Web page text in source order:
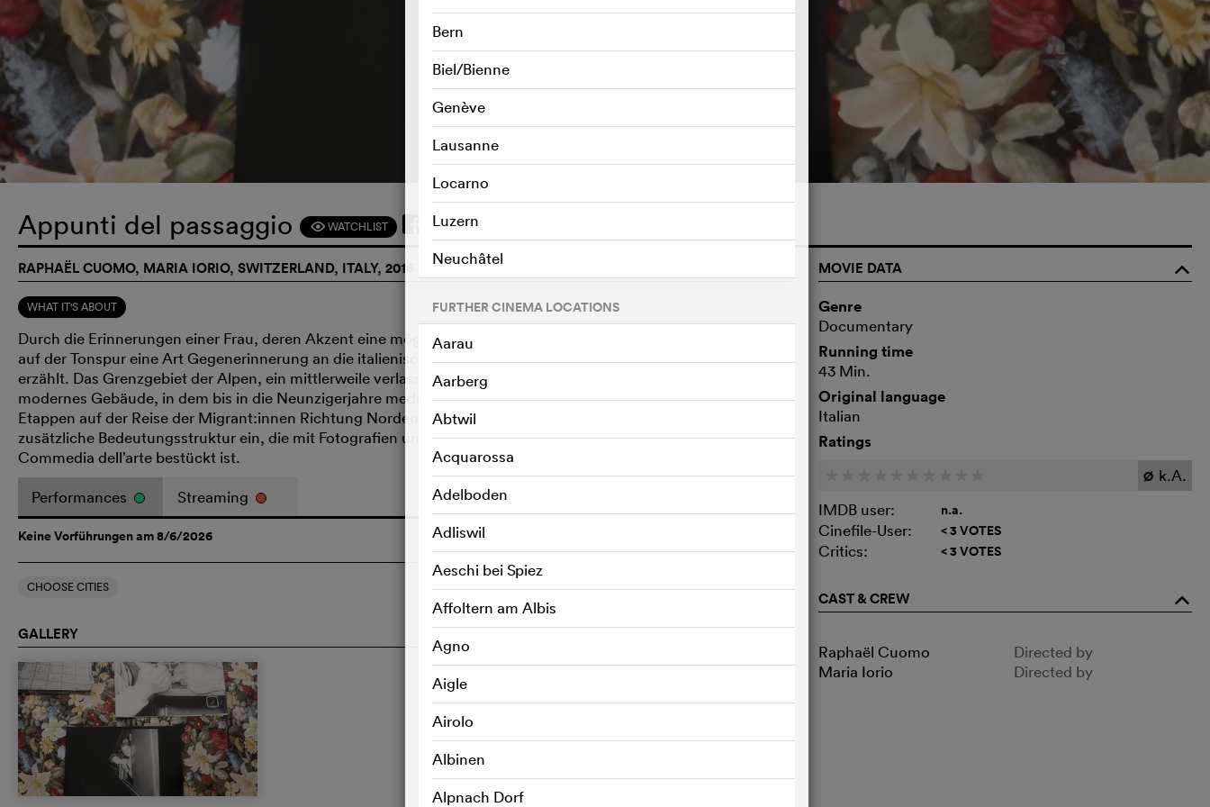
Appunti del passaggio F WATCHLIST
RAPHAËL CUOMO, MARIA IORIO, SWITZERLAND, ITALY, 2016
WHAT IT'S ABOUT
Durch die Erinnerungen einer Frau, deren Akzent eine mögliche Verbindung zum Thema des Films nahelegt, wird
auf der Tonspur eine Art Gegenerinnerung an die italienische Migration in die Schweiz in den Sechzigerjahren
erzählt. Das Grenzgebiet der Alpen, ein mittlerweile verlassenes Dorf in Italien oder die Grenzsanität in Brig, ein
modernes Gebäude, in dem bis in die Neunzigerjahre medizinische Untersuchungen durchgeführt wurden, sind
Etappen auf der Reise der Migrant:innen Richtung Norden. Über diese Bezugspunkte hinaus baut der Film eine
zusätzliche Bedeutungsstruktur ein, die mit Fotografien und Bezugnahmen auf gewisse historische Figuren der
Commedia dell’arte bestückt ist.
Performances Streaming
Keine Vorführungen am 8/6/2026
CHOOSE CITIES
Bern
Biel/Bienne
Genève
Lausanne
Locarno
Luzern
Neuchâtel
FURTHER CINEMA LOCATIONS
Aarau
Aarberg
Abtwil
Acquarossa
Adelboden
Adliswil
Aeschi bei Spiez
Affoltern am Albis
Agno
Aigle
Airolo
Albinen
Alpnach Dorf
GALLERY
MOVIE DATA
o
Genre
Documentary
Running time
43 Min.
Original language
Italian
Ratings
Ø k.A.
IMDB user:
n.a.
Cinefile-User: < 3 VOTES
Critics: < 3 VOTES
CAST & CREW o
Raphaël Cuomo
Directed by
Maria Iorio
Directed by